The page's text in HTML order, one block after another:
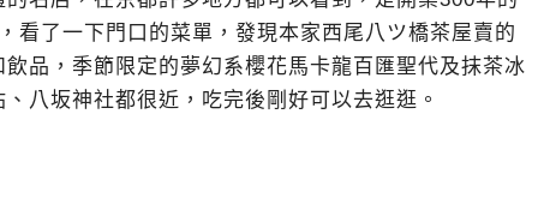
看了一下門口的菜單，發現本家西尾八ツ橋茶屋賣的
品，季節限定的夢幻系櫻花馬卡龍百匯聖代及抹茶冰
八坂神社都很近，吃完後剛好可以去逛逛。